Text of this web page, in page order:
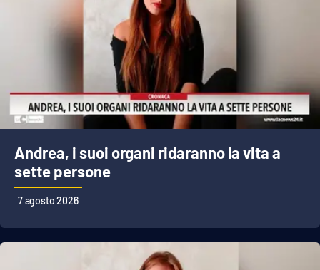
Buona Sanità Calabria
CALABRIAVISIONE
Destinazioni
Eventi
Food
Storie
Andrea, i suoi organi ridaranno la vita a
sette persone
7 agosto 2026